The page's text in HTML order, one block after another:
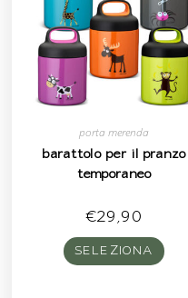
porta merenda
barattolo per il pranzo
temporaneo
€29,90
SELEZIONA